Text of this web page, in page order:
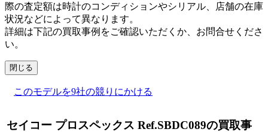
際の査定額は時計のコンディションやシリアル、店舗の在庫
状況などによって異なります。
詳細は下記の買取事例をご確認いただくか、お問合せくださ
い。
閉じる
このモデルを9社の競りにかける
セイコー プロスペックス Ref.SBDC089の買取事